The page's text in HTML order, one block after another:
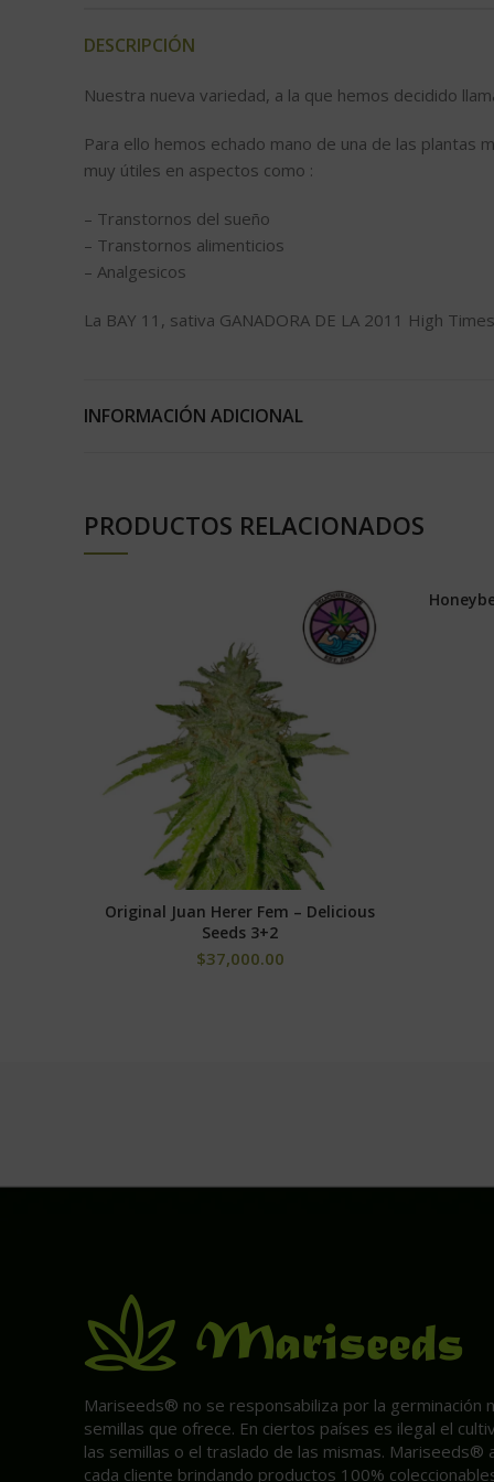
DESCRIPCIÓN
Nuestra nueva variedad, a la que hemos decidido
Para ello hemos echado mano de una de las
muy útiles en aspectos como :
– Transtornos del sueño
– Transtornos alimenticios
– Analgesicos
La BAY 11, sativa GANADORA DE LA 2011 High
Esta variedad posee una “dimensión espiritual”
mismo y con resto del mundo.
Es muy típico llegar a una habitación, y si alguien
INFORMACIÓN ADICIONAL
PRODUCTOS RELACIONADOS
AÑADIR AL CARRITO
Original Juan Herer Fem – Delicious
Seeds 3+2
$37,000.00
Mariseeds® no se responsabiliza por la germinación
semillas que ofrece. En ciertos países es ilegal el
las semillas o el traslado de las mismas. Mariseeds®
cada cliente brindando productos 100%